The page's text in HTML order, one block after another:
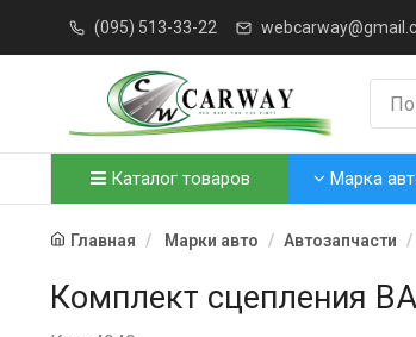
(095) 513-33-22
Каталог товаров Марка
Главная Марки авто Автозапчасти
Комплект сцепления